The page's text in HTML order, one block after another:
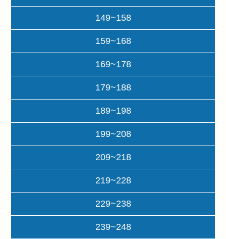
149~158
159~168
169~178
179~188
189~198
199~208
209~218
219~228
229~238
239~248